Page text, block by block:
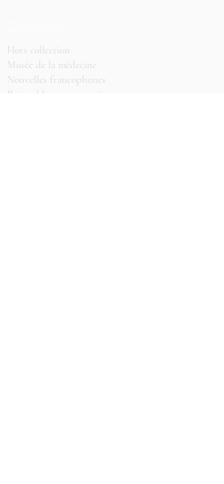
Hors collection
Musée de la médecine
Nouvelles francophones
Papier blanc, encre noire